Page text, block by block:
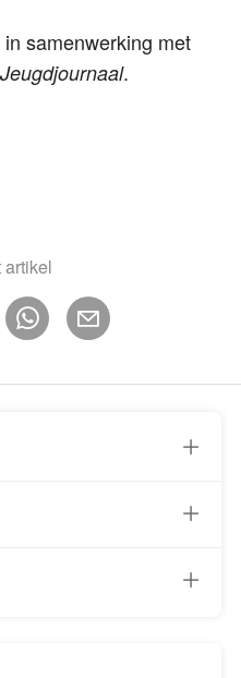
samenwerking met
.
artikel